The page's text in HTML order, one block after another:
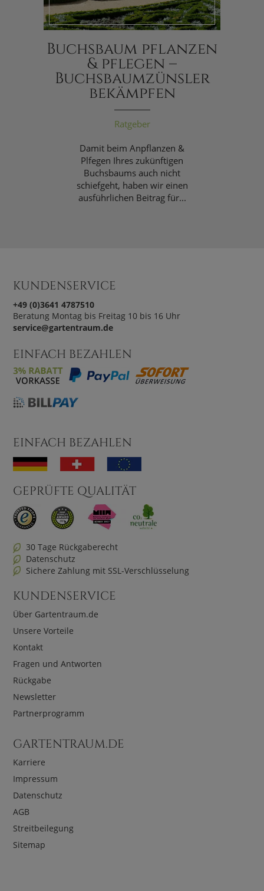
Buchsbaum pflanzen
& pflegen –
Buchsbaumzünsler
bekämpfen
Ratgeber
Damit beim Anpflanzen &
Plfegen Ihres zukünftigen
Buchsbaums auch nicht
schiefgeht, haben wir einen
ausführlichen Beitrag für...
KUNDENSERVICE
+49 (0)3641 4787510
Beratung Montag bis Freitag 10 bis 16 Uhr
service@gartentraum.de
EINFACH BEZAHLEN
EINFACH BEZAHLEN
GEPRÜFTE QUALITÄT
30 Tage Rückgaberecht
Datenschutz
Sichere Zahlung mit SSL-Verschlüsselung
KUNDENSERVICE
Über Gartentraum.de
Unsere Vorteile
Kontakt
Fragen und Antworten
Rückgabe
Newsletter
Partnerprogramm
GARTENTRAUM.DE
Karriere
Impressum
Datenschutz
AGB
Streitbeilegung
Sitemap